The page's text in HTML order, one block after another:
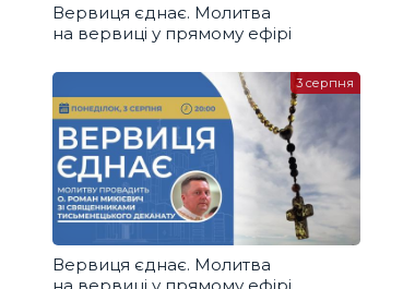
Вервиця єднає. Молитва
на вервиці у прямому ефірі
Вервиця єднає. Молитва
на вервиці у прямому ефірі
3 серпня